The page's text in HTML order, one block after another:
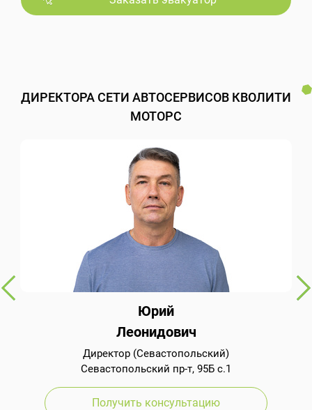
ДИРЕКТОРА СЕТИ АВТОСЕРВИСОВ КВОЛИТИ
МОТОРС
Юрий
Леонидович
Директор (Севастопольский)
Севастопольский пр-т, 95Б с.1
Получить консультацию